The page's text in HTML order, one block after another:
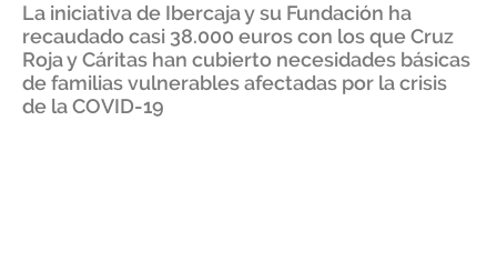
La iniciativa de Ibercaja y su Fundación ha
recaudado casi 38.000 euros con los que Cruz
Roja y Cáritas han cubierto necesidades básicas
de familias vulnerables afectadas por la crisis
de la COVID-19